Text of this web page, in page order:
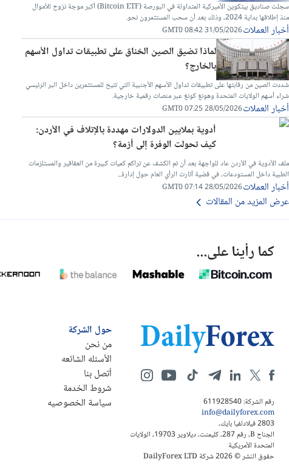
سجلت صناديق بيتكوين الأميركية المتداولة في البورصة (Bitcoin ETF) أكبر موجة نزوح للأموال
منذ إطلاقها بداية 2024، وذلك بعد أن سحب المستثمرون نحو.
أخبار العملات31/05/2026 08:42 GMT0
لماذا تضيق الصين الخناق على تطبيقات تداول الأسهم
بالخارج؟
شددت الصين من رقابتها على تطبيقات تداول الأسهم الأجنبية التي تتيح للمستثمرين داخل البر الرئيسي
شراء أسهم الولايات المتحدة وهونغ كونغ عبر منصات رقمية خارجية.
أخبار العملات28/05/2026 07:25 GMT0
أدوية بملايين الدولارات مهددة بالإتلاف في الأردن:
كيف تحولت الوفرة إلى أزمة؟
ملف الأدوية في الأردن عاد للواجهة بعد أن تم الكشف عن تراكم كميات كبيرة من العقاقير والمستلزمات
الطبية داخل المستودعات، في قضية أثارت الرأي العام حول إدارة...
أخبار العملات28/05/2026 07:14 GMT0
عرض المزيد من المقالات
كما رأينا على...
رقم الشركة: 611928540
info@dailyforex.com
2803 فيلادلفيا بايك،
الجناح B، رقم 287، كليمنت، ديلاوير 19703، الولايات
المتحدة الأمريكية
حقوق النشر © 2026 شركة DailyForex LTD
حول الشركة
من نحن
الأسئله الشائعه
أتصل بنا
شروط الخدمة
سياسة الخصوصيه